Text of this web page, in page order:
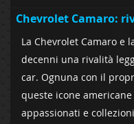
Chevrolet Camaro:
La Chevrolet Camaro e
decenni una rivalità
car. Ognuna con il
queste icone
appassionati e